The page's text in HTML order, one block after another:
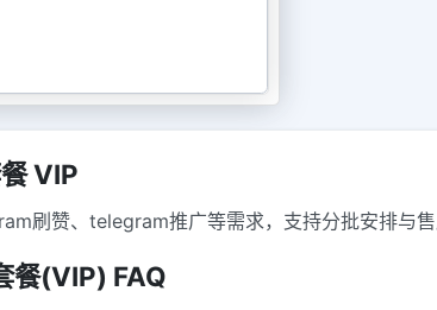
VIP
刷赞、telegram推广等需求，支持分批安排与售
餐(VIP) FAQ